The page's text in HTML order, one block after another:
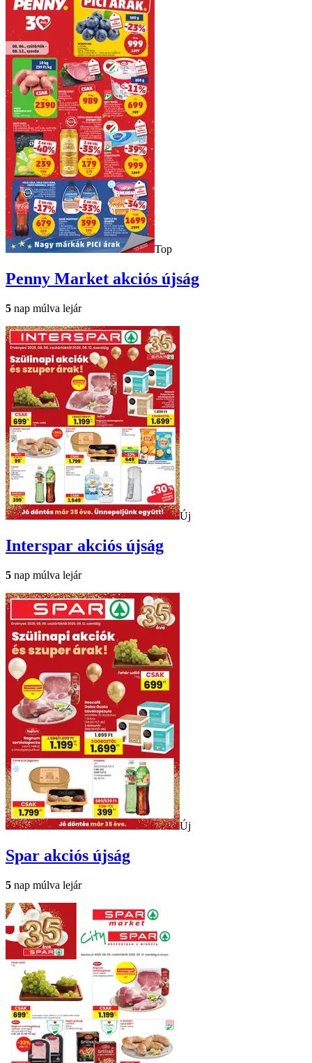
Top
Penny Market akciós újság
5 nap múlva lejár
Új
Interspar akciós újság
5 nap múlva lejár
Új
Spar akciós újság
5 nap múlva lejár